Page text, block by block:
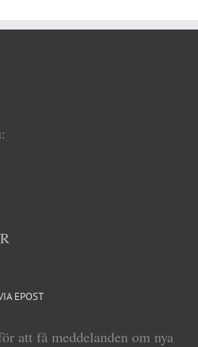
EPOST
att få meddelanden om nya